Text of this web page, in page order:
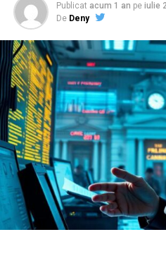
Publicat acum 1 an pe iulie
De Deny